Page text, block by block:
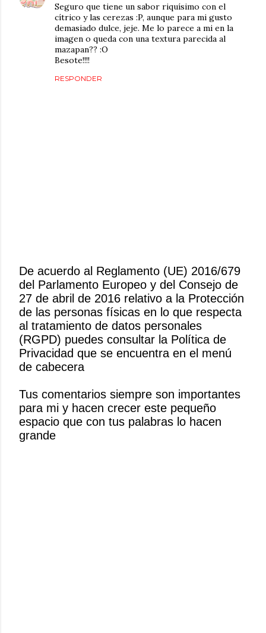
Seguro que tiene un sabor riquísimo con el
cítrico y las cerezas :P, aunque para mi gusto
demasiado dulce, jeje. Me lo parece a mi en la
imagen o queda con una textura parecida al
mazapan?? :O
Besote!!!!
RESPONDER
P
u
b
l
i
c
a
u
n
c
o
De acuerdo al Reglamento (UE) 2016/679
del Parlamento Europeo y del Consejo de
27 de abril de 2016 relativo a la Protección
de las personas físicas en lo que respecta
al tratamiento de datos personales
(RGPD) puedes consultar la Política de
Privacidad que se encuentra en el menú
de cabecera
Tus comentarios siempre son importantes
para mi y hacen crecer este pequeño
espacio que con tus palabras lo hacen
grande